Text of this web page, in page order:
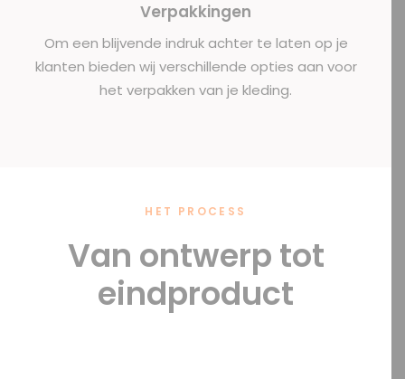
Verpakkingen
Om een blijvende indruk achter te laten op je
klanten bieden wij verschillende opties aan voor
het verpakken van je kleding.
HET PROCESS
Van ontwerp tot
eindproduct